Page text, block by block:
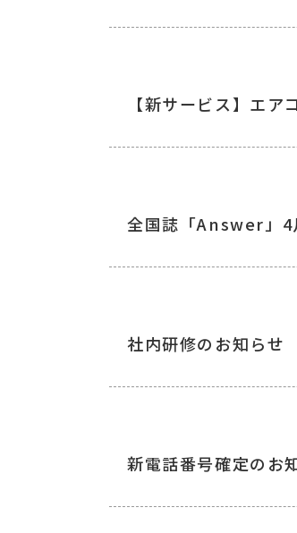
【新サービス】エ
全国誌「Answer」4
社内研修のお知らせ
新電話番号確定のお